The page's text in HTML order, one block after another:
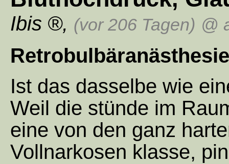
Ibis , (vor 206 Tagen) @
Retrobulbäranästhesie
Ist das dasselbe wie
Weil die stünde im
eine von den ganz
Vollnarkosen klasse,